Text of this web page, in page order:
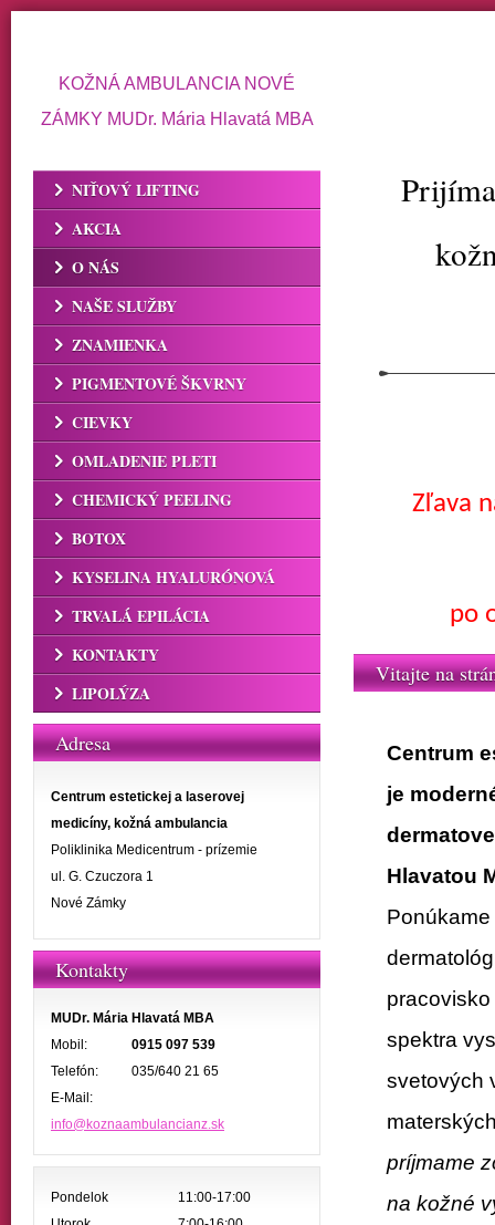
KOŽNÁ AMBULANCIA NOVÉ
ZÁMKY MUDr. Mária Hlavatá MBA
NIŤOVÝ LIFTING
AKCIA
O NÁS
NAŠE SLUŽBY
ZNAMIENKA
PIGMENTOVÉ ŠKVRNY
CIEVKY
OMLADENIE PLETI
CHEMICKÝ PEELING
BOTOX
KYSELINA HYALURÓNOVÁ
TRVALÁ EPILÁCIA
KONTAKTY
LIPOLÝZA
Zľava
po
Vitajte na
Centrum
je
Hlavatou
spektra
svetových
príjmame
na kožné
Adresa
Centrum estetickej a laserovej
medicíny, kožná ambulancia
Poliklinika Medicentrum - prízemie
ul. G. Czuczora 1
Nové Zámky
Kontakty
MUDr. Mária Hlavatá MBA
Mobil:
0915 097 539
Telefón:
035/640 21 65
E-Mail:
info@koznaambulancianz.sk
Pondelok
11:00-17:00